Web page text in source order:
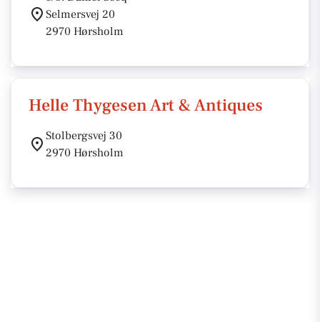
Selmersvej 20
2970 Hørsholm
Helle Thygesen Art & Antiques
Stolbergsvej 30
2970 Hørsholm